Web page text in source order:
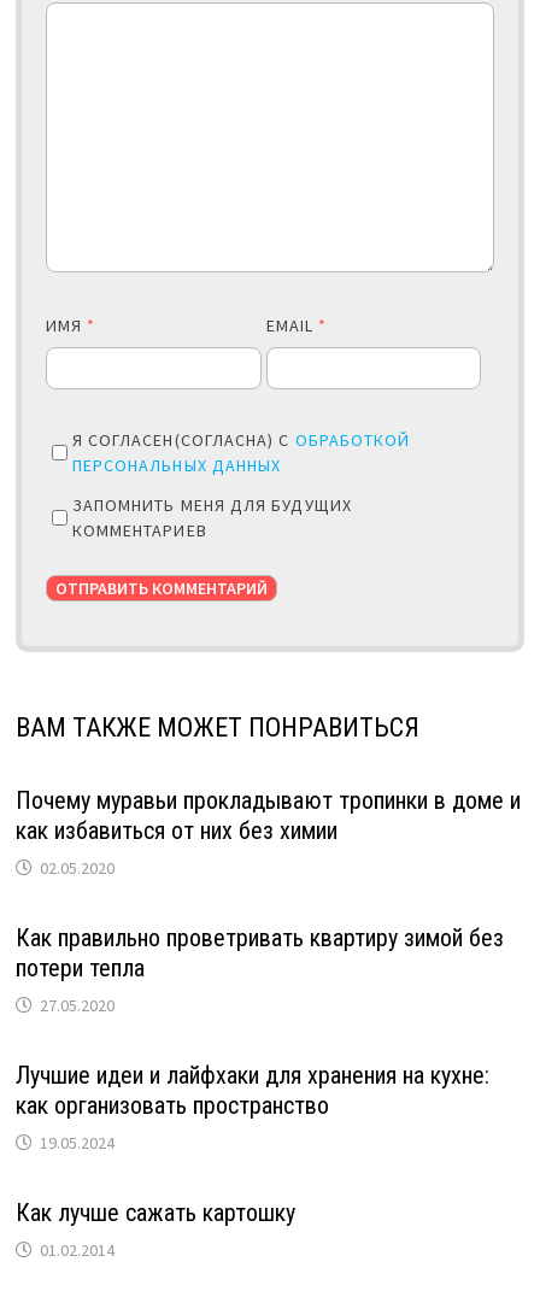
ИМЯ * EMAIL *
Я СОГЛАСЕН(СОГЛАСНА) С ОБРАБОТКОЙ
ПЕРСОНАЛЬНЫХ ДАННЫХ
ЗАПОМНИТЬ МЕНЯ ДЛЯ БУДУЩИХ
КОММЕНТАРИЕВ
ВАМ ТАКЖЕ МОЖЕТ ПОНРАВИТЬСЯ
Почему муравьи прокладывают тропинки в доме и
как избавиться от них без химии
02.05.2020
Как правильно проветривать квартиру зимой без
потери тепла
27.05.2020
Лучшие идеи и лайфхаки для хранения на кухне:
как организовать пространство
19.05.2024
Как лучше сажать картошку
01.02.2014